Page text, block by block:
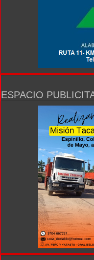
ESPACIO